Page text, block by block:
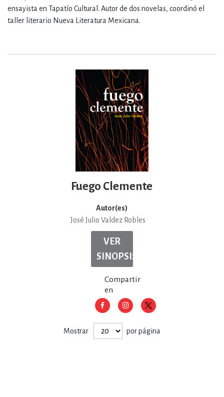
ensayista en Tapatío Cultural. Autor de dos novelas, coordinó el
taller literario Nueva Literatura Mexicana.
Fuego Clemente
Autor(es)
José Julio Valdez Robles
VER
SINOPSIS
Compartir
en
Mostrar por página